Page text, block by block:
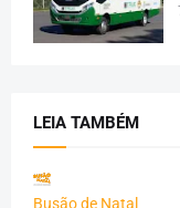
LEIA TAMBÉM
Busão de Natal